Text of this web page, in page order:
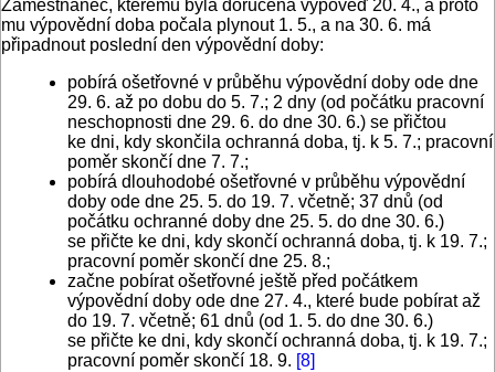
Zaměstnanec, kterému byla doručena výpověď 20. 4., a proto
mu výpovědní doba počala plynout 1. 5., a na 30. 6. má
připadnout poslední den výpovědní doby:
pobírá ošetřovné v průběhu výpovědní doby ode dne
29. 6. až po dobu do 5. 7.; 2 dny (od počátku pracovní
neschopnosti dne 29. 6. do dne 30. 6.) se přičtou
ke dni, kdy skončila ochranná doba, tj. k 5. 7.; pracovní
poměr skončí dne 7. 7.;
pobírá dlouhodobé ošetřovné v průběhu výpovědní
doby ode dne 25. 5. do 19. 7. včetně; 37 dnů (od
počátku ochranné doby dne 25. 5. do dne 30. 6.)
se přičte ke dni, kdy skončí ochranná doba, tj. k 19. 7.;
pracovní poměr skončí dne 25. 8.;
začne pobírat ošetřovné ještě před počátkem
výpovědní doby ode dne 27. 4., které bude pobírat až
do 19. 7. včetně; 61 dnů (od 1. 5. do dne 30. 6.)
se přičte ke dni, kdy skončí ochranná doba, tj. k 19. 7.;
pracovní poměr skončí 18. 9. [8]